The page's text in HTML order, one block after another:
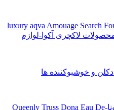
ادکلن و خوشبوکننده ها